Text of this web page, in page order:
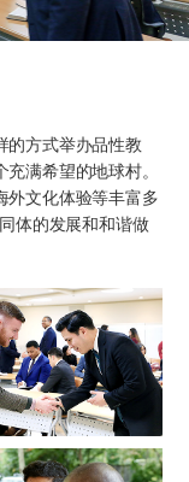
的方式举办品性教
满希望的地球村。
外文化体验等丰富多
体的发展和和谐做